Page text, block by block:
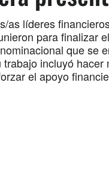
as líderes
para finalizar
que se
trabajo incluyó
el apoyo